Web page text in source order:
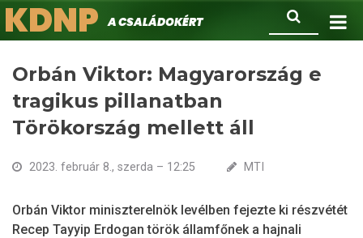
Ugrás
a
Keresés
KDNPA családokért.
Orbán Viktor: Magyarország e
tragikus pillanatban
Törökország mellett áll
2023. február 8., szerda – 12:25 MTI
Orbán Viktor miniszterelnök levélben fejezte ki részvétét
Recep Tayyip Erdogan török államfőnek a hajnali